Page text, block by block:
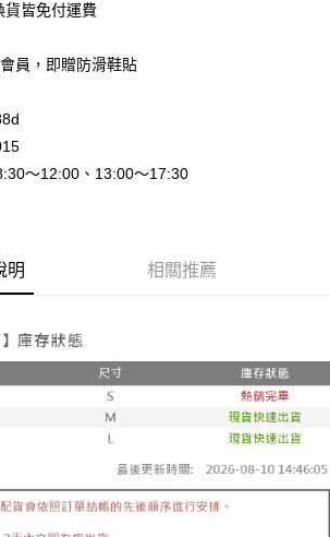
含以上)免運費
址，不支援智能櫃 查看運費
貨皆免付運費
員，即贈防滑鞋貼
～12:00、13:00～17:30
明 相關推薦